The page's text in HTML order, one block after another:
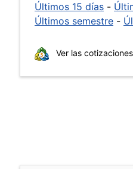
Últimos 15 días -
Últimos semestre -
Ver las